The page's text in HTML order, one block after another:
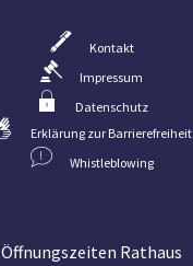
Kontakt
Impressum
Datenschutz
Erklärung zur Barrierefreiheit
Whistleblowing
Öffnungszeiten Rathaus